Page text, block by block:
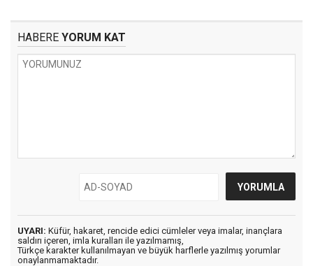
HABERE YORUM KAT
UYARI: Küfür, hakaret, rencide edici cümleler veya imalar, inançlara
saldırı içeren, imla kuralları ile yazılmamış,
Türkçe karakter kullanılmayan ve büyük harflerle yazılmış yorumlar
onaylanmamaktadır.